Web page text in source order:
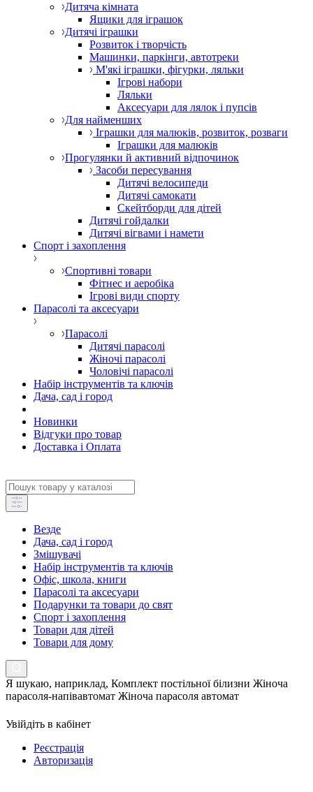
Дитяча кімната
Ящики для іграшок
Дитячі іграшки
Розвиток і творчість
Машинки, паркінги, автотреки
М'які іграшки, фігурки, ляльки
Ігрові набори
Ляльки
Аксесуари для лялок і пупсів
Для найменших
Іграшки для малюків, розвиток, розваги
Іграшки для малюків
Прогулянки й активний відпочинок
Засоби пересування
Дитячі велосипеди
Дитячі самокати
Скейтборди для дітей
Дитячі гойдалки
Дитячі вігвами і намети
Спорт і захоплення
Спортивні товари
Фітнес и аеробіка
Ігрові види спорту
Парасолі та аксесуари
Парасолі
Дитячі парасолі
Жіночі парасолі
Чоловічі парасолі
Набір інструментів та ключів
Дача, сад і город
Новинки
Відгуки про товар
Доставка і Оплата
Везде
Дача, сад і город
Змішувачі
Набір інструментів та ключів
Офіс, школа, книги
Парасолі та аксесуари
Подарунки та товари до свят
Спорт і захоплення
Товари для дітей
Товари для дому
Я шукаю, наприклад, Комплект постільної білизни Жіноча
парасоля-напівавтомат Жіноча парасоля автомат
Увійдіть в кабінет
Реєстрація
Авторизація